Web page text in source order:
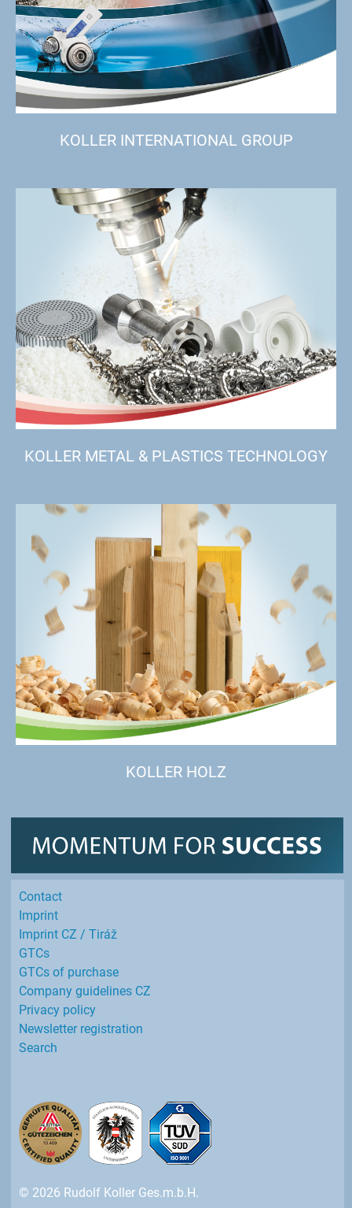
KOLLER INTERNATIONAL GROUP
KOLLER METAL & PLASTICS TECHNOLOGY
KOLLER HOLZ
Contact
Imprint
Imprint CZ / Tiráž
GTCs
GTCs of purchase
Company guidelines CZ
Privacy policy
Newsletter registration
Search
© 2026 Rudolf Koller Ges.m.b.H.